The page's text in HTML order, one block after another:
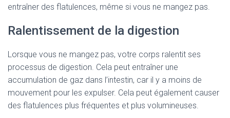
entraîner des flatulences, même si vous ne mangez pas.
Ralentissement de la digestion
Lorsque vous ne mangez pas, votre corps ralentit ses
processus de digestion. Cela peut entraîner une
accumulation de gaz dans l’intestin, car il y a moins de
mouvement pour les expulser. Cela peut également causer
des flatulences plus fréquentes et plus volumineuses.